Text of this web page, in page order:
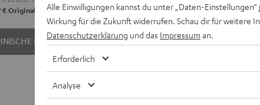
€Originalpreis
Set"
Schwarz
Set"
Weiß
949,99€Originalpreis
DATEN BEWERTUNGEN
Alle Einwilligungen kannst du unter „Daten-
Wirkung für die Zukunft widerrufen. Schau dir für weitere
Datenschutzerklärung und das Impressum an.
Erforderlich
Analyse